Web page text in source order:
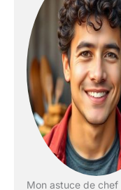
Mon astuce de chef